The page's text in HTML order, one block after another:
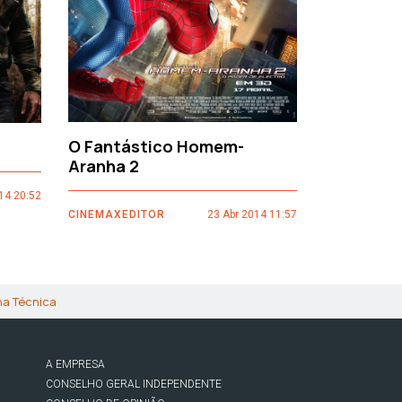
20:52
O Fantástico Homem-
Aranha 2
CINEMAXEDITOR 23 Abr 2014 11:57
Técnica
A EMPRESA
CONSELHO GERAL INDEPENDENTE